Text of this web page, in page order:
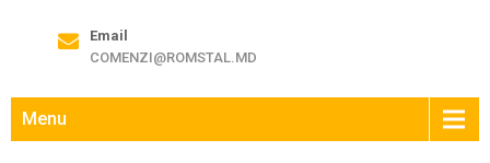
Email
COMENZI@ROMSTAL.MD
Menu